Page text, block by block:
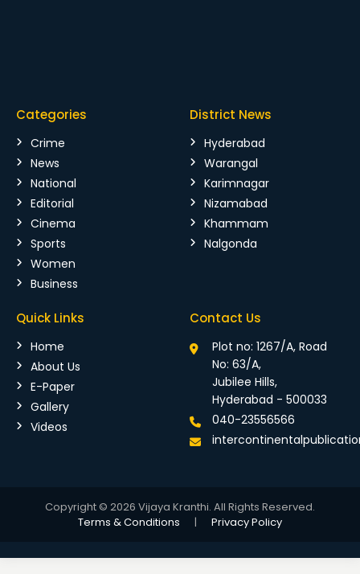
Categories
Crime
News
National
Editorial
Cinema
Sports
Women
Business
District News
Hyderabad
Warangal
Karimnagar
Nizamabad
Khammam
Nalgonda
Quick Links
Home
About Us
E-Paper
Gallery
Videos
Contact Us
Plot no: 1267/A, Road
No: 63/A,
Jubilee Hills,
Hyderabad - 500033
040-23556566
Copyright © 2026 Vijaya Kranthi. All Rights Reserved.
Terms & Conditions
| Privacy Policy